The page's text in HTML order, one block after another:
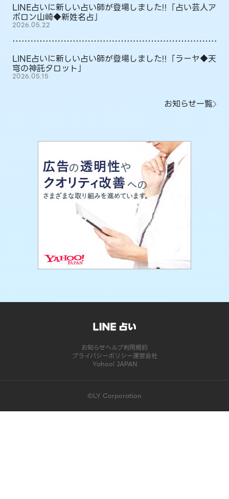
LINE占いに新しい占い師が登場しました!!「占い芸人ア
ポロン山崎◆新姓名占」
2026.05.22
LINE占いに新しい占い師が登場しました!!「ラーヤ◆天
穹の神託タロット」
2026.05.15
お知らせ一覧
お知らせヘルプ利用規約
プライバシーポリシー運営会社
Yahoo! JAPAN
©LY Corporation
このコンテンツは掲載が終了しました | LINE占い